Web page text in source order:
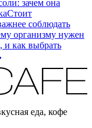
зачем она
Стоит
соблюдать
организму нужен
и как выбрать
еда, кофе